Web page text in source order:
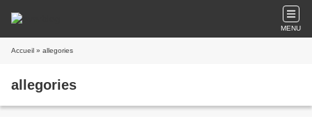
MENU
Accueil » allegories
allegories